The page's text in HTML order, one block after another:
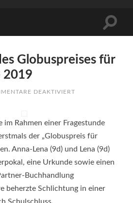
Globuspreises für
2019
DEAKTIVIERT
ZIVILCOURAGE
2019
Rahmen einer Fragestunde
der „Globuspreis für
Anna-Lena (9d) und Lena (9d)
eine Urkunde sowie einen
Buchhandlung
beherzte Schlichtung in einer
Schulschluss.